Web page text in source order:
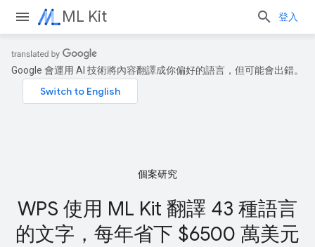
ML Kit 登入
Google 會運用 AI 技術將內容翻譯成你偏好的語言，但可能會出錯。
個案研究
WPS 使用 ML Kit 翻譯 43 種語言
的文字，每年省下 $6500 萬美元